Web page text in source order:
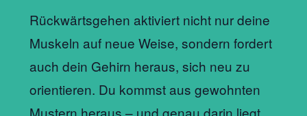
Rückwärtsgehen aktiviert nicht nur deine
Muskeln auf neue Weise, sondern fordert
auch dein Gehirn heraus, sich neu zu
orientieren. Du kommst aus gewohnten
Mustern heraus – und genau darin liegt